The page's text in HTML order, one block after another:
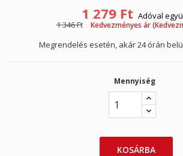
1 279 Ft Adóval
1 346 Ft
Kedvezményes ár
Megrendelés esetén, akár 24 órán
Mennyiség
KOSÁRBA